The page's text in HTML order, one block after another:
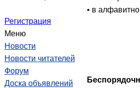
Регистрация
Меню
Новости
Новости читателей
Форум
Доска объявлений
• в